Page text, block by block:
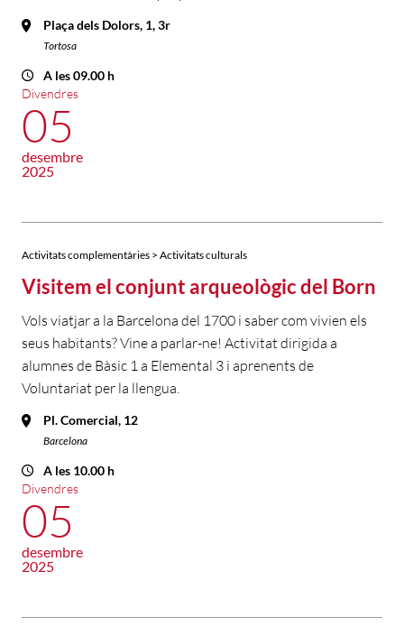
Plaça dels Dolors, 1, 3r
Tortosa
A les 09.00 h
Divendres
05
desembre
2025
Activitats complementàries > Activitats culturals
Visitem el conjunt arqueològic del Born
Vols viatjar a la Barcelona del 1700 i saber com vivien els
seus habitants? Vine a parlar-ne! Activitat dirigida a
alumnes de Bàsic 1 a Elemental 3 i aprenents de
Voluntariat per la llengua.
Pl. Comercial, 12
Barcelona
A les 10.00 h
Divendres
05
desembre
2025